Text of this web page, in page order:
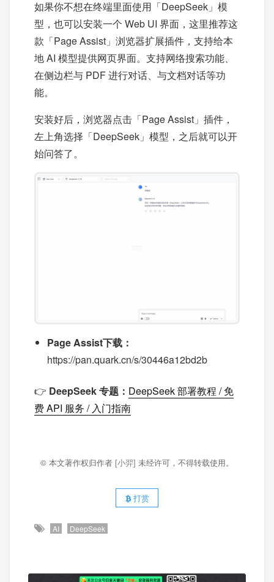
如果你不想在终端里面使用「DeepSeek」模
型，也可以安装一个 Web UI 界面，这里推荐这
款「Page Assist」浏览器扩展插件，支持给本
地 AI 模型提供网页界面。支持网络搜索功能、
在侧边栏与 PDF 进行对话、与文档对话等功
能。
安装好后，浏览器点击「Page Assist」插件，
左上角选择「DeepSeek」模型，之后就可以开
始问答了。
Page Assist下载：
https://pan.quark.cn/s/30446a12bd2b
👉 DeepSeek 专题： DeepSeek 部署教程 / 免
费 API 服务 / 入门指南
© 本文著作权归作者 [小羿] 未经许可，不得转载使用。
打赏
AI DeepSeek